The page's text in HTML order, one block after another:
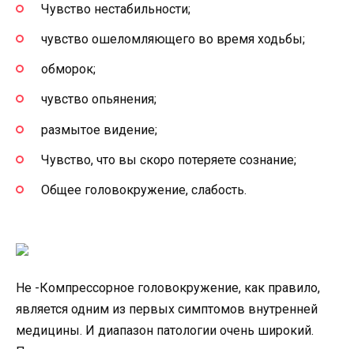
Чувство нестабильности;
чувство ошеломляющего во время ходьбы;
обморок;
чувство опьянения;
размытое видение;
Чувство, что вы скоро потеряете сознание;
Общее головокружение, слабость.
Не -Компрессорное головокружение, как правило,
является одним из первых симптомов внутренней
медицины. И диапазон патологии очень широкий.